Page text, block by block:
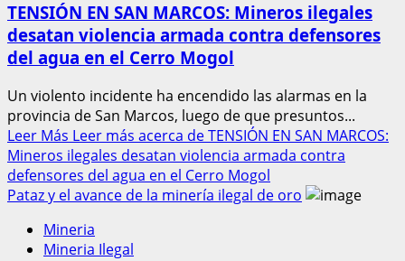
TENSIÓN EN SAN MARCOS: Mineros ilegales
desatan violencia armada contra defensores
del agua en el Cerro Mogol
Un violento incidente ha encendido las alarmas en la
provincia de San Marcos, luego de que presuntos...
Leer Más Leer más acerca de TENSIÓN EN SAN MARCOS:
Mineros ilegales desatan violencia armada contra
defensores del agua en el Cerro Mogol
Pataz y el avance de la minería ilegal de oro
Mineria
Mineria Ilegal